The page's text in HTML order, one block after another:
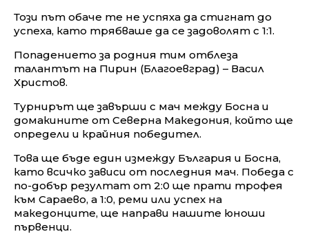
Този път обаче те не успяха да стигнат до
успеха, като трябваше да се задоволят с 1:1.
Попадението за родния тим отблеза
талантът на Пирин (Благоевград) – Васил
Христов.
Турнирът ще завърши с мач между Босна и
домакините от Северна Македония, който ще
определи и крайния победител.
Това ще бъде един измежду България и Босна,
като всичко зависи от последния мач. Победа с
по-добър резултат от 2:0 ще прати трофея
към Сараево, а 1:0, реми или успех на
македонците, ще направи нашите юноши
първенци.